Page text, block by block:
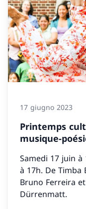
17 giugno 2023
Printemps
musique-
Samedi 17 juin
à 17h. De Timba
Bruno Ferreira
Dürrenmatt.